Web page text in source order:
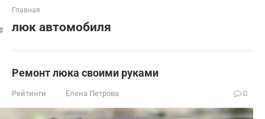
Главная
люк автомобиля
Ремонт люка своими руками
Рейтинги Елена Петрова 0